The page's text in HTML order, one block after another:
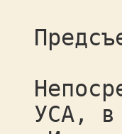
УСА, в